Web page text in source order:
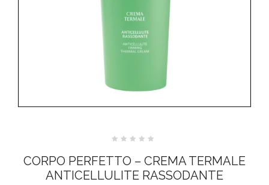
su
5
CORPO PERFETTO – CREMA TERMALE
ANTICELLULITE RASSODANTE